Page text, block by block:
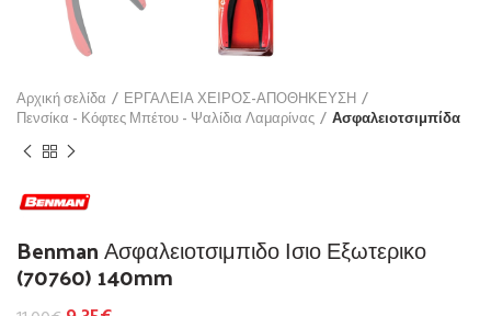
Αρχική σελίδα
ΕΡΓΑΛΕΙΑ ΧΕΙΡΟΣ-ΑΠΟΘΗΚΕΥΣΗ
Πενσίκα - Κόφτες Μπέτου - Ψαλίδια Λαμαρίνας
Ασφαλειοτσιμπίδα
Benman Ασφαλειοτσιμπιδο Ισιο Εξωτερικο
(70760) 140mm